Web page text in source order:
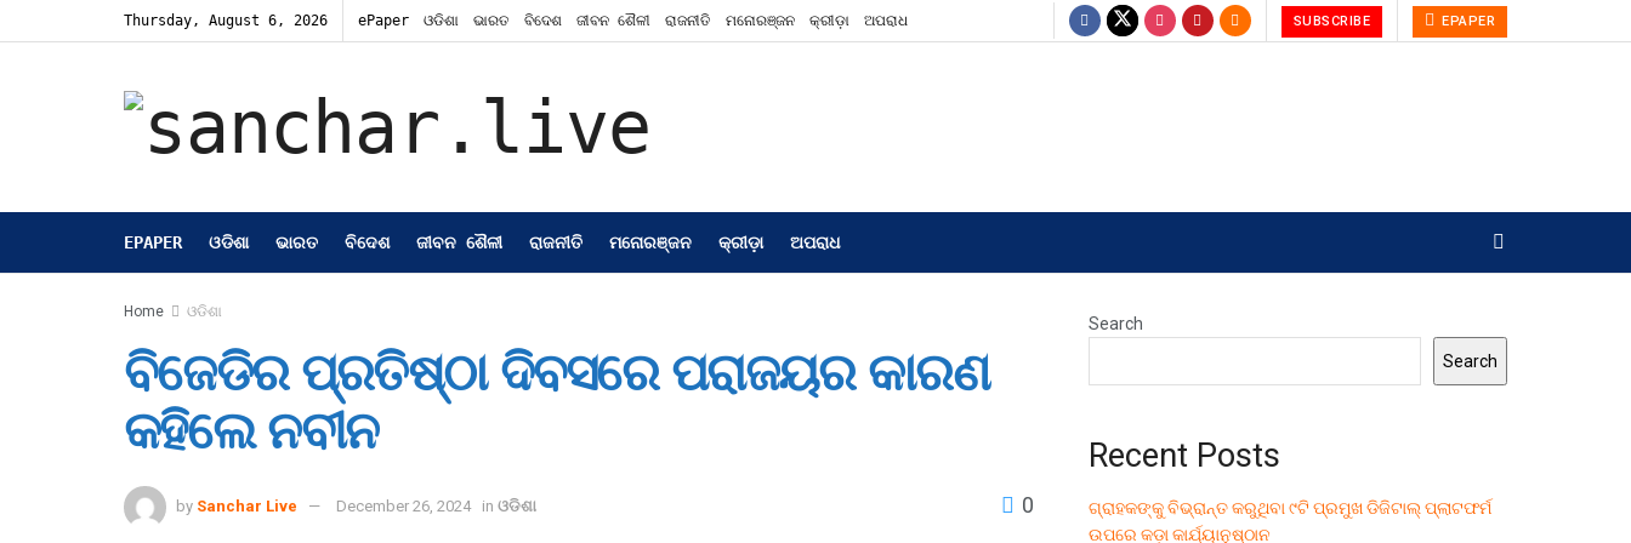
Thursday, August 6, 2026 ePaper ଓଡିଶା ଭାରତ ବିଦେଶ ଜୀବନ ଶୈଳୀ ରାଜନୀତି ମନୋରଞ୍ଜନ କ୍ରୀଡ଼ା ଅପରାଧ SUBSCRIBE EPAPER
EPAPER ଓଡିଶା ଭାରତ ବିଦେଶ ଜୀବନ ଶୈଳୀ ରାଜନୀତି ମନୋରଞ୍ଜନ କ୍ରୀଡ଼ା ଅପରାଧ
Home ଓଡିଶା
ବିଜେଡିର ପ୍ରତିଷ୍ଠା ଦିବସରେ ପରାଜୟର କାରଣ
କହିଲେ ନବୀନ
by Sanchar Live December 26, 2024 in ଓଡିଶା 0
Search
Search
Recent Posts
ଗ୍ରାହକଙ୍କୁ ବିଭ୍ରାନ୍ତ କରୁଥିବା ୯ଟି ପ୍ରମୁଖ ଡିଜିଟାଲ୍ ପ୍ଲାଟଫର୍ମ
ଉପରେ କଡ଼ା କାର୍ଯ୍ୟାନୁଷ୍ଠାନ